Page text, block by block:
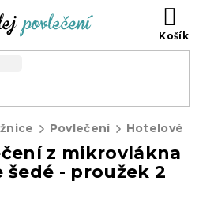
Povlečení Hotelové
z mikrovlákna
šedé - proužek 2